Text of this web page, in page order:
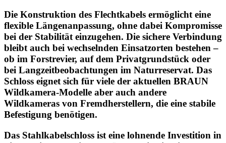
Die Konstruktion des Flechtkabels ermöglicht eine
flexible Längenanpassung, ohne dabei Kompromisse
bei der Stabilität einzugehen. Die sichere Verbindung
bleibt auch bei wechselnden Einsatzorten bestehen –
ob im Forstrevier, auf dem Privatgrundstück oder
bei Langzeitbeobachtungen im Naturreservat. Das
Schloss eignet sich für viele der aktuellen BRAUN
Wildkamera-Modelle aber auch andere
Wildkameras von Fremdherstellern, die eine stabile
Befestigung benötigen.
Das Stahlkabelschloss ist eine lohnende Investition in